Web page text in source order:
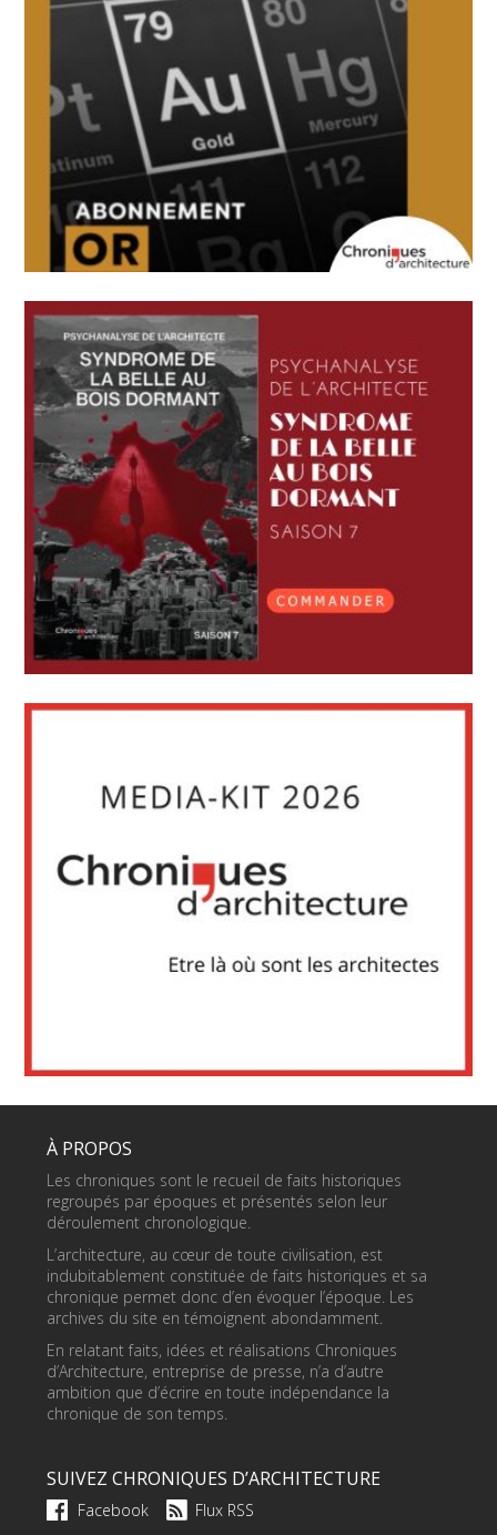
À PROPOS
Les chroniques sont le recueil de faits historiques
regroupés par époques et présentés selon leur
déroulement chronologique.
L’architecture, au cœur de toute civilisation, est
indubitablement constituée de faits historiques et sa
chronique permet donc d’en évoquer l’époque. Les
archives du site en témoignent abondamment.
En relatant faits, idées et réalisations Chroniques
d’Architecture, entreprise de presse, n’a d’autre
ambition que d’écrire en toute indépendance la
chronique de son temps.
SUIVEZ CHRONIQUES D’ARCHITECTURE
Facebook Flux RSS